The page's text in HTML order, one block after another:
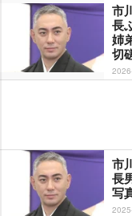
市
長
姉
切
市
長
写